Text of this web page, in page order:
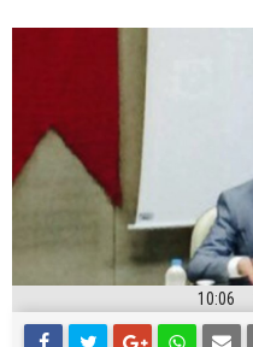
10:06